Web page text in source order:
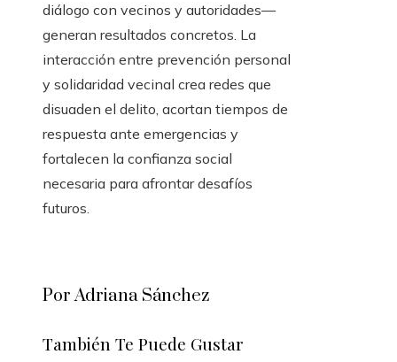
diálogo con vecinos y autoridades—
generan resultados concretos. La
interacción entre prevención personal
y solidaridad vecinal crea redes que
disuaden el delito, acortan tiempos de
respuesta ante emergencias y
fortalecen la confianza social
necesaria para afrontar desafíos
futuros.
Por Adriana Sánchez
También Te Puede Gustar